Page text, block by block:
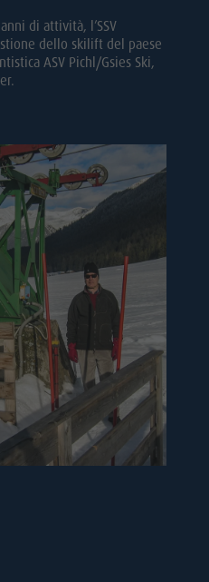
di attività, l’SSV
dello skilift del paese
ASV Pichl/Gsies Ski,